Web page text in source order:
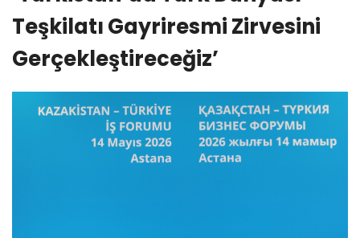
Teşkilatı Gayriresmi Zirvesini
Gerçekleştireceğiz’